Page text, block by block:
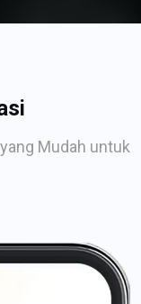
Mudah untuk